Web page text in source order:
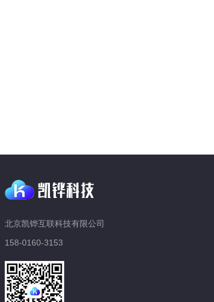
北京凯铧互联科技有限公司
158-0160-3153